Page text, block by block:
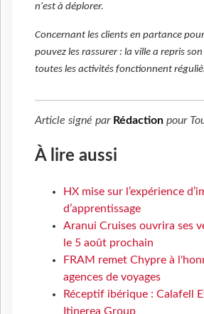
n'est à déplorer.
Concernant les clients en partance
pouvez les rassurer : la ville a repris
toutes les activités fonctionnent
Article signé par Rédaction pour
À lire aussi
HX mise sur l’expérience
d’apprentissage
Aranui Cruises ouvrira ses
le 5 août prochain
FRAM remet Chypre à
agences de voyages
Réceptif ibérique : Calafell
Itinerea Group